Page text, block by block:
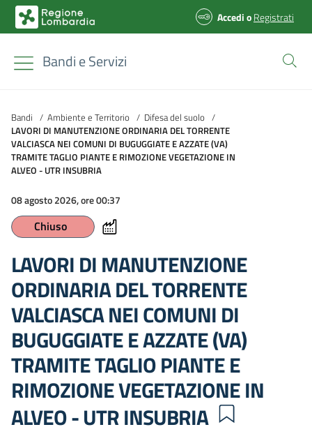
AccedioRegistrati
Bandi e Servizi
Bandi / Ambiente e Territorio / Difesa del suolo /
LAVORI DI MANUTENZIONE ORDINARIA DEL TORRENTE
VALCIASCA NEI COMUNI DI BUGUGGIATE E AZZATE (VA)
TRAMITE TAGLIO PIANTE E RIMOZIONE VEGETAZIONE IN
ALVEO - UTR INSUBRIA
08 agosto 2026, ore 00:37
Chiuso
LAVORI DI MANUTENZIONE
ORDINARIA DEL TORRENTE
VALCIASCA NEI COMUNI DI
BUGUGGIATE E AZZATE (VA)
TRAMITE TAGLIO PIANTE E
RIMOZIONE VEGETAZIONE IN
ALVEO - UTR INSUBRIA